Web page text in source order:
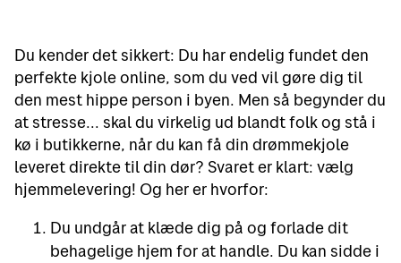
Du kender det sikkert: Du har endelig fundet den
perfekte kjole online, som du ved vil gøre dig til
den mest hippe person i byen. Men så begynder du
at stresse... skal du virkelig ud blandt folk og stå i
kø i butikkerne, når du kan få din drømmekjole
leveret direkte til din dør? Svaret er klart: vælg
hjemmelevering! Og her er hvorfor:
Du undgår at klæde dig på og forlade dit
behagelige hjem for at handle. Du kan sidde i